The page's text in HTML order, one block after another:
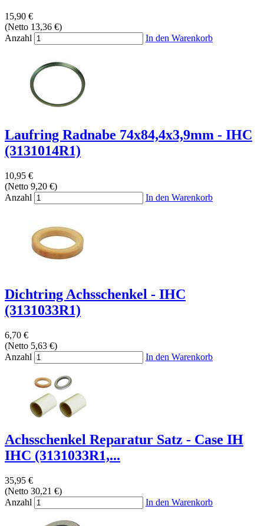
15,90 €
(Netto 13,36 €)
Anzahl
In den Warenkorb
Laufring Radnabe 74x84,4x3,9mm - IHC
(3131014R1)
10,95 €
(Netto 9,20 €)
Anzahl
In den Warenkorb
Dichtring Achsschenkel - IHC
(3131033R1)
6,70 €
(Netto 5,63 €)
Anzahl
In den Warenkorb
Achsschenkel Reparatur Satz - Case IH
IHC (3131033R1,...
35,95 €
(Netto 30,21 €)
Anzahl
In den Warenkorb